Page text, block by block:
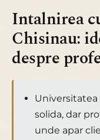
Intalnirea
Chisinau:
despre
Universitatea
solida, dar
unde apar